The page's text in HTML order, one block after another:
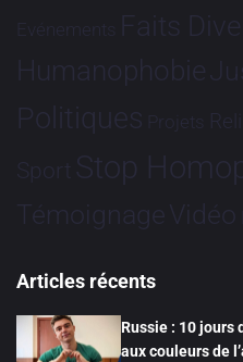
Evénements Faits
Humanophobie
Politiques Projets
Sport Stop
TémoignageVidéo
Articles récents
Russie : 10 jours
aux couleurs de